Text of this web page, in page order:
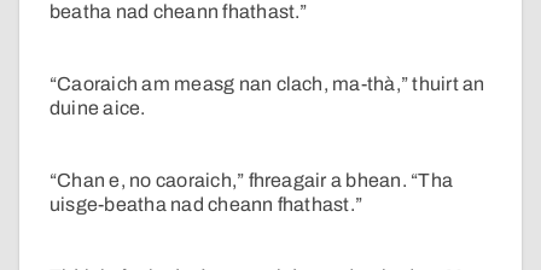
beatha nad cheann fhathast.”
“Caoraich am measg nan clach, ma-thà,” thuirt an
duine aice.
“Chan e, no caoraich,” fhreagair a bhean. “Tha
uisge-beatha nad cheann fhathast.”